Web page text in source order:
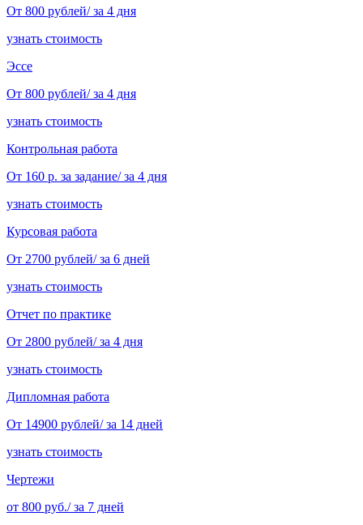
От 800 рублей/ за 4 дня
узнать стоимость
Эссе
От 800 рублей/ за 4 дня
узнать стоимость
Контрольная работа
От 160 р. за задание/ за 4 дня
узнать стоимость
Курсовая работа
От 2700 рублей/ за 6 дней
узнать стоимость
Отчет по практике
От 2800 рублей/ за 4 дня
узнать стоимость
Дипломная работа
От 14900 рублей/ за 14 дней
узнать стоимость
Чертежи
от 800 руб./ за 7 дней